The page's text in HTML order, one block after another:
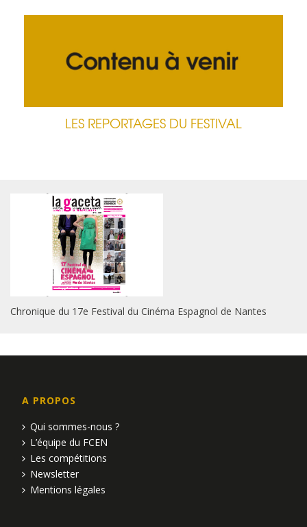
LES REPORTAGES DU FESTIVAL
Chronique du 17e Festival du Cinéma Espagnol de Nantes
A PROPOS
Qui sommes-nous ?
L’équipe du FCEN
Les compétitions
Newsletter
Mentions légales